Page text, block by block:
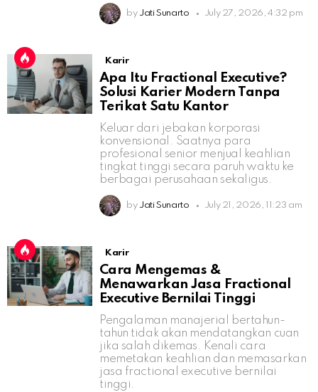
by Jati Sunarto July 27, 2026, 4:32 pm
Karir
Apa Itu Fractional Executive?
Solusi Karier Modern Tanpa
Terikat Satu Kantor
Keluar dari jebakan korporasi
konvensional. Saatnya para
profesional senior menjual keahlian
tingkat tinggi secara paruh waktu ke
berbagai perusahaan sekaligus.
by Jati Sunarto July 21, 2026, 11:23 am
Karir
Cara Mengemas &
Menawarkan Jasa Fractional
Executive Bernilai Tinggi
Pengalaman manajerial bertahun-
tahun tidak akan mendatangkan cuan
jika salah dikemas. Kenali cara
memetakan keahlian dan memasarkan
jasa fractional executive bernilai
tinggi.